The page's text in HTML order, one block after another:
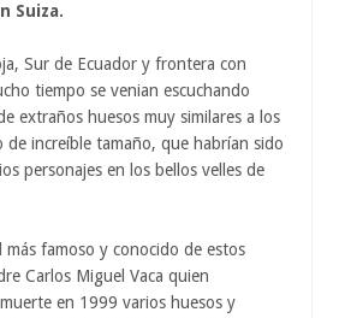
Suiza.
Sur de Ecuador y frontera con
tiempo se venian escuchando
extraños huesos muy similares a los
de increíble tamaño, que habrían sido
personajes en los bellos velles de
famoso y conocido de estos
Carlos Miguel Vaca quien
en 1999 varios huesos y